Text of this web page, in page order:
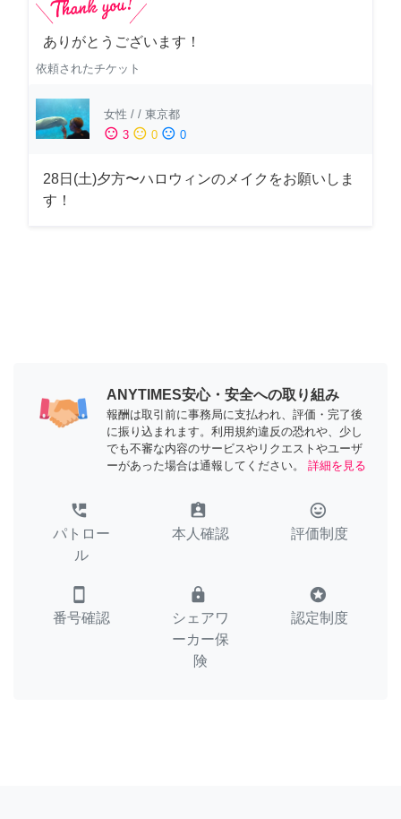
ありがとうございます！
依頼されたチケット
女性 / / 東京都
sentiment_satisfied 3 sentiment_neutral 0 sentiment_dissatisfied 0
28日(土)夕方〜ハロウィンのメイクをお願いしま
す！
ANYTIMES安心・安全への取り組み
報酬は取引前に事務局に支払われ、評価・完了後
に振り込まれます。利用規約違反の恐れや、少し
でも不審な内容のサービスやリクエストやユーザ
ーがあった場合は通報してください。
詳細を見る
perm_phone_msg
パトロー
ル
assignment_ind
本人確認
tag_faces
評価制度
smartphone
番号確認
lock
シェアワ
ーカー保
険
stars
認定制度